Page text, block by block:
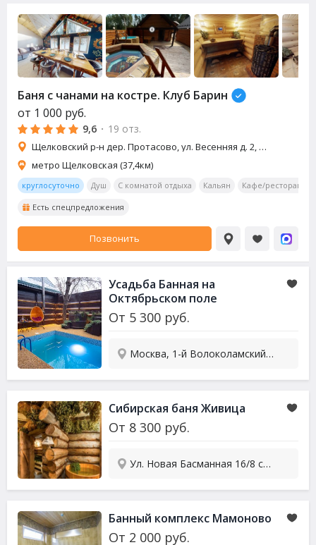
Баня с чанами на костре. Клуб Барин
от 1 000 руб.
9,6 · 19 отз.
Щелковский р-н дер. Протасово, ул. Весенняя д. 2, д. 4
метро Щелковская (37,4км)
круглосуточно Душ С комнатой отдыха Кальян Кафе/ресторан
Есть спецпредложения
Позвонить
Усадьба Банная на
Октябрьском поле
От 5 300 руб.
Москва, 1-й Волоколамский проезд, 2А
Сибирская баня Живица
От 8 300 руб.
Ул. Новая Басманная 16/8 стр. 1
Банный комплекс Мамоново
От 2 000 руб.